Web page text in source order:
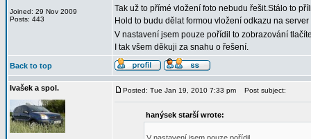
Joined: 29 Nov 2009
Posts: 443
Tak už to přímé vložení foto nebudu řešit.Stálo to
Hold to budu dělat formou vložení odkazu na
V nastavení jsem pouze pořídil to zobrazování
I tak všem děkuji za snahu o řešení.
Back to top
Ivašek a spol. Posted: Tue Jan 19, 2010 7:33 pm Post subject:
hanýsek starší wrote: